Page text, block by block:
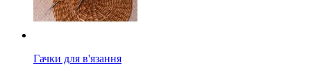
Гачки для в'язання